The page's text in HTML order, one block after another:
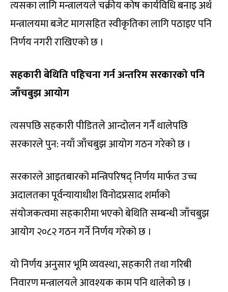
त्यसका लागि मन्त्रालयले चक्रीय कोष कार्यविधि बनाइ अर्थ
मन्त्रालयमा बजेट मागसहित स्वीकृतिका लागि पठाइए पनि
निर्णय नगरी राखिएको छ ।
सहकारी बेथिति पहिचना गर्न अन्तरिम सरकारको पनि
जाँचबुझ आयोग
त्यसपछि सहकारी पीडितले आन्दोलन गर्नै थालेपछि
सरकारले पुन: नयाँ जाँचबुझ आयोग गठन गरेको छ ।
सरकारले आइतबारको मन्त्रिपरिषद् निर्णय मार्फत उच्च
अदालतका पूर्वन्यायाधीश विनोदप्रसाद शर्माको
संयोजकत्वमा सहकारीमा भएको बेथिति सम्बन्धी जाँचबुझ
आयोग २०८२ गठन गर्ने निर्णय गरेको छ ।
यो निर्णय अनुसार भूमि व्यवस्था, सहकारी तथा गरिबी
निवारण मन्त्रालयले आवश्यक काम पनि थालेको छ ।